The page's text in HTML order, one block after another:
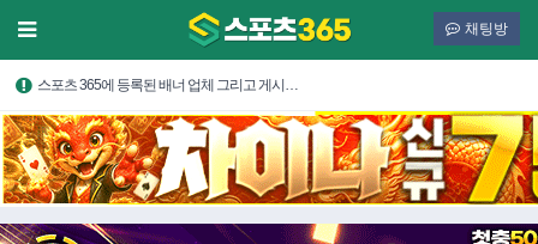
채팅방
스포츠 365에 등록된 배너 업체 그리고 게시…